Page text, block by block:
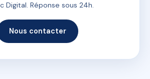
Digital. Réponse sous 24h.
Nous contacter